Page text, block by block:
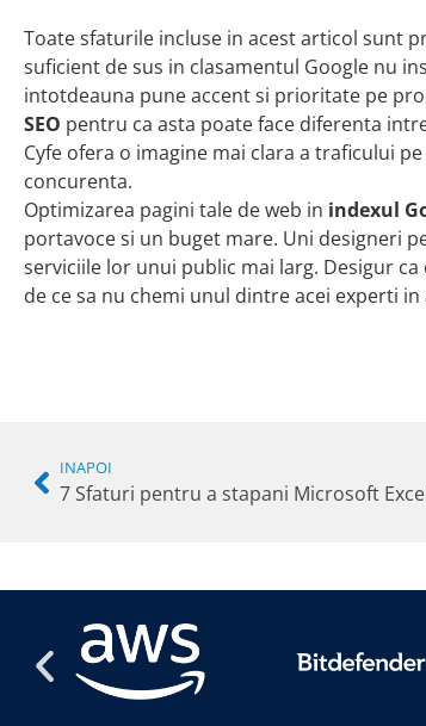
Toate sfaturile incluse in acest articol sunt
suficient de sus in clasamentul Google nu
intotdeauna pune accent si prioritate pe
SEO pentru ca asta poate face diferenta
Cyfe ofera o imagine mai clara a traficului
concurenta.
Optimizarea pagini tale de web in indexul
portavoce si un buget mare. Uni designeri
serviciile lor unui public mai larg. Desigur
de ce sa nu chemi unul dintre acei experti
INAPOI
7 Sfaturi pentru a stapani Microsoft